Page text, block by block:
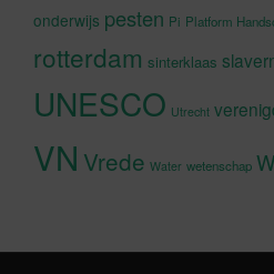
onderwijs pesten Pi Platform
rotterdam sinterklaas
UNESCO Utrecht
VN Vrede Water wetenschap